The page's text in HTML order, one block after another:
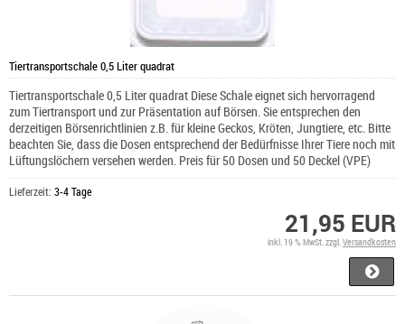
Tiertransportschale 0,5 Liter quadrat
Tiertransportschale 0,5 Liter quadrat Diese Schale eignet sich hervorragend
zum Tiertransport und zur Präsentation auf Börsen. Sie entsprechen den
derzeitigen Börsenrichtlinien z.B. für kleine Geckos, Kröten, Jungtiere, etc. Bitte
beachten Sie, dass die Dosen entsprechend der Bedürfnisse Ihrer Tiere noch mit
Lüftungslöchern versehen werden. Preis für 50 Dosen und 50 Deckel (VPE)
Lieferzeit: 3-4 Tage
21,95 EUR
inkl. 19 % MwSt. zzgl.Versandkosten